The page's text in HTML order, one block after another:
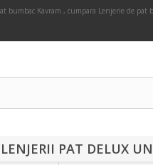
bumbac Kavram , cumpara Lenjerie de pat
LENJERII PAT DELUX